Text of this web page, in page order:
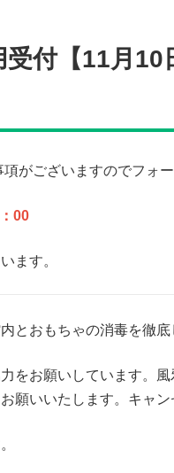
付【11月10
がございますのでフォ
00
ます。
とおもちゃの消毒を徹底
をお願いしています。
願いいたします。キャン